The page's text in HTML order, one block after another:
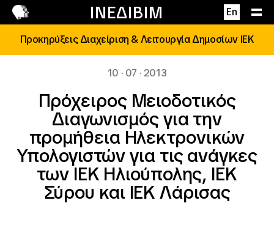
ΙΝΕΔΙΒΙΜ En
Επικοινωνία
Προκηρύξεις Διαχείριση & Λειτουργία Δημοσίων ΙΕΚ
10 · 07 · 2013
Πρόχειρος Μειοδοτικός
Διαγωνισμός για την
προμήθεια Ηλεκτρονικών
Υπολογιστών για τις ανάγκες
των ΙΕΚ Ηλιούπολης, ΙΕΚ
Σύρου και ΙΕΚ Λάρισας